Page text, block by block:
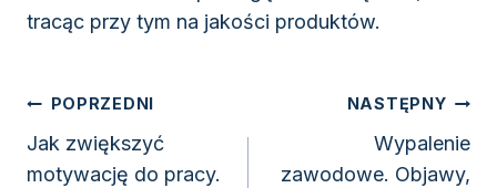
tracąc przy tym na jakości produktów.
Nawigacja
wpisu
POPRZEDNI
Jak zwiększyć
motywację do pracy.
NASTĘPNY
Wypalenie
zawodowe. Objawy,